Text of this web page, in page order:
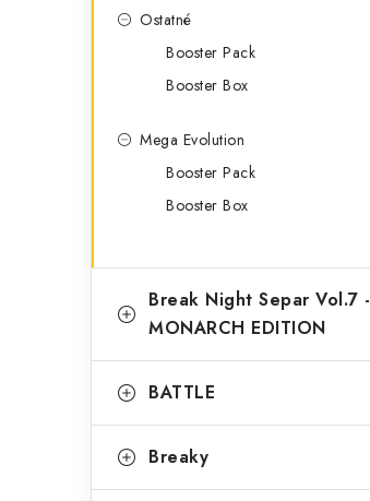
Ostatné
Booster Pack
Booster Box
Mega Evolution
Booster Pack
Booster Box
Break Night Separ Vol.7 -
MONARCH EDITION
BATTLE
Breaky